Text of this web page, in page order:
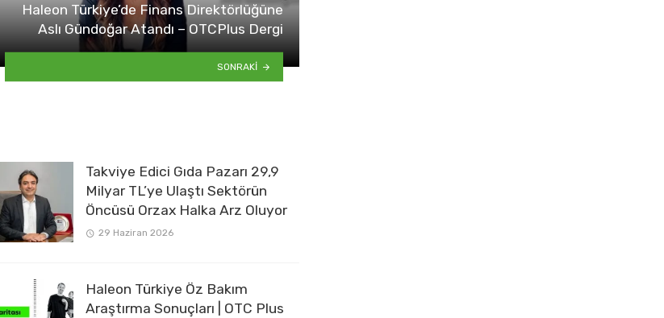
Haleon Türkiye’de Finans Direktörlüğüne
Aslı Gündoğar Atandı – OTCPlus Dergi
SONRAKI
Takviye Edici Gıda Pazarı 29,9
Milyar TL’ye Ulaştı Sektörün
Öncüsü Orzax Halka Arz Oluyor
29 Haziran 2026
Haleon Türkiye Öz Bakım
Araştırma Sonuçları | OTC Plus